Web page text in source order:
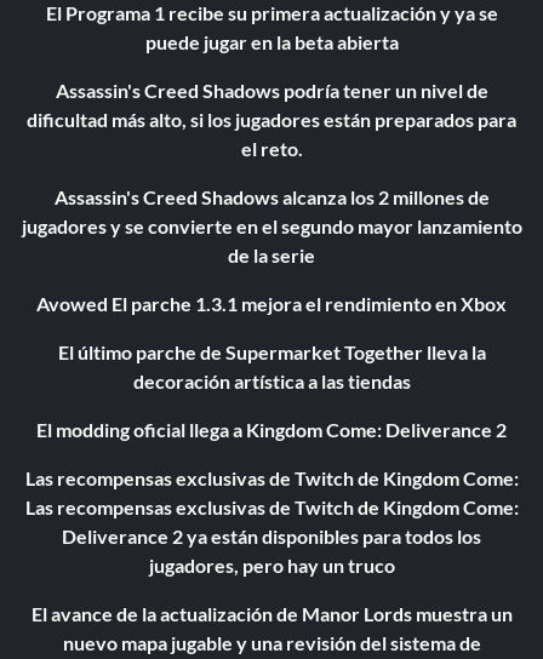
El Programa 1 recibe su primera actualización y ya se
puede jugar en la beta abierta
Assassin's Creed Shadows podría tener un nivel de
dificultad más alto, si los jugadores están preparados para
el reto.
Assassin's Creed Shadows alcanza los 2 millones de
jugadores y se convierte en el segundo mayor lanzamiento
de la serie
Avowed El parche 1.3.1 mejora el rendimiento en Xbox
El último parche de Supermarket Together lleva la
decoración artística a las tiendas
El modding oficial llega a Kingdom Come: Deliverance 2
Las recompensas exclusivas de Twitch de Kingdom Come:
Las recompensas exclusivas de Twitch de Kingdom Come:
Deliverance 2 ya están disponibles para todos los
jugadores, pero hay un truco
El avance de la actualización de Manor Lords muestra un
nuevo mapa jugable y una revisión del sistema de